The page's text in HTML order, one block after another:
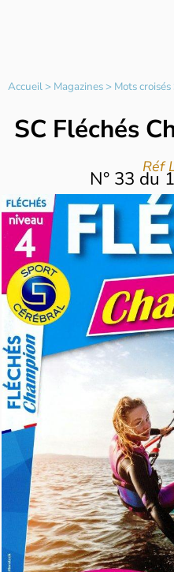
Accueil> Magazines> Mots croisés
SC Fléchés
Réf
N° 33 du